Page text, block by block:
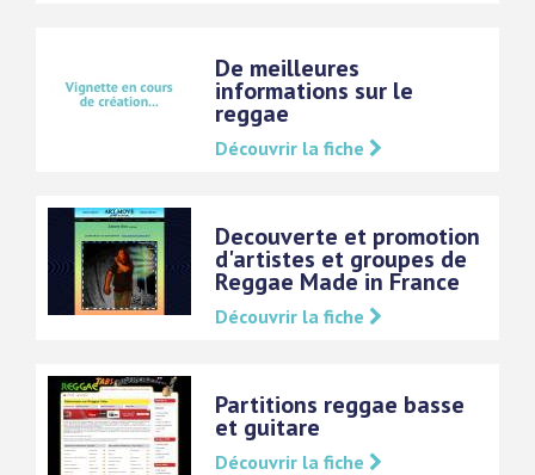
De meilleures
informations sur le
reggae
Découvrir la fiche
Decouverte et promotion
d'artistes et groupes de
Reggae Made in France
Découvrir la fiche
Partitions reggae basse
et guitare
Découvrir la fiche